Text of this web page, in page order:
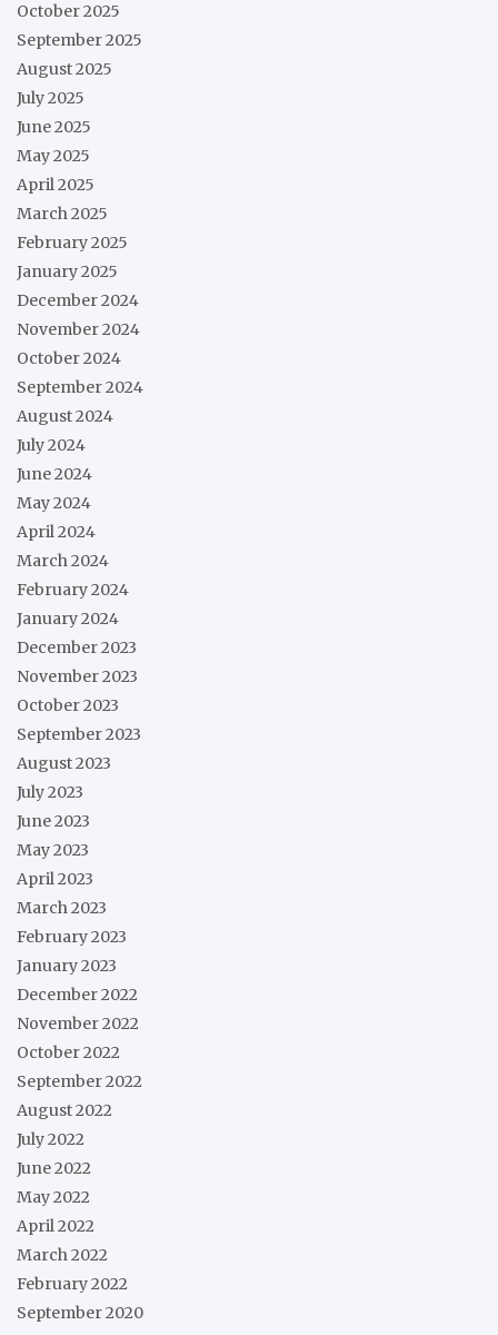
October 2025
September 2025
August 2025
July 2025
June 2025
May 2025
April 2025
March 2025
February 2025
January 2025
December 2024
November 2024
October 2024
September 2024
August 2024
July 2024
June 2024
May 2024
April 2024
March 2024
February 2024
January 2024
December 2023
November 2023
October 2023
September 2023
August 2023
July 2023
June 2023
May 2023
April 2023
March 2023
February 2023
January 2023
December 2022
November 2022
October 2022
September 2022
August 2022
July 2022
June 2022
May 2022
April 2022
March 2022
February 2022
September 2020